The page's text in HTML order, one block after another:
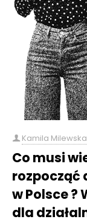
Kamila Milewska
Co musi
rozpocząć
w Polsce ?
dla